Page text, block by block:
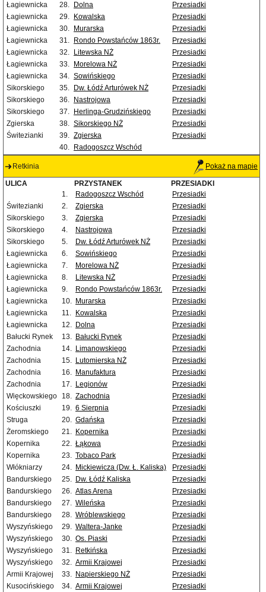
Łagiewnicka
28. Dolna
Przesiadki
Łagiewnicka
29. Kowalska
Przesiadki
Łagiewnicka
30. Murarska
Przesiadki
Łagiewnicka
31. Rondo Powstańców 1863r.
Przesiadki
Łagiewnicka
32. Litewska NŻ
Przesiadki
Łagiewnicka
33. Morelowa NŻ
Przesiadki
Łagiewnicka
34. Sowińskiego
Przesiadki
Sikorskiego
35. Dw. Łódź Arturówek NŻ
Przesiadki
Sikorskiego
36. Nastrojowa
Przesiadki
Sikorskiego
37. Herlinga-Grudzińskiego
Przesiadki
Zgierska
38. Sikorskiego NŻ
Przesiadki
Świtezianki
39. Zgierska
Przesiadki
40.
Radogoszcz Wschód
Retkinia Pokaż na mapie
ULICA PRZYSTANEK
PRZESIADKI
1.
Radogoszcz Wschód
Przesiadki
Świtezianki
2. Zgierska
Przesiadki
Sikorskiego
3. Zgierska
Przesiadki
Sikorskiego
4. Nastrojowa
Przesiadki
Sikorskiego
5. Dw. Łódź Arturówek NŻ
Przesiadki
Łagiewnicka
6. Sowińskiego
Przesiadki
Łagiewnicka
7. Morelowa NŻ
Przesiadki
Łagiewnicka
8. Litewska NŻ
Przesiadki
Łagiewnicka
9. Rondo Powstańców 1863r.
Przesiadki
Łagiewnicka
10. Murarska
Przesiadki
Łagiewnicka
11. Kowalska
Przesiadki
Łagiewnicka
12. Dolna
Przesiadki
Bałucki Rynek
13. Bałucki Rynek
Przesiadki
Zachodnia
14. Limanowskiego
Przesiadki
Zachodnia
15. Lutomierska NŻ
Przesiadki
Zachodnia
16. Manufaktura
Przesiadki
Zachodnia
17. Legionów
Przesiadki
Więckowskiego
18. Zachodnia
Przesiadki
Kościuszki
19. 6 Sierpnia
Przesiadki
Struga
20. Gdańska
Przesiadki
Żeromskiego
21. Kopernika
Przesiadki
Kopernika
22. Łąkowa
Przesiadki
Kopernika
23. Tobaco Park
Przesiadki
Włókniarzy
24. Mickiewicza (Dw. Ł. Kaliska)
Przesiadki
Bandurskiego
25. Dw. Łódź Kaliska
Przesiadki
Bandurskiego
26. Atlas Arena
Przesiadki
Bandurskiego
27. Wileńska
Przesiadki
Bandurskiego
28. Wróblewskiego
Przesiadki
Wyszyńskiego
29. Waltera-Janke
Przesiadki
Wyszyńskiego
30. Os. Piaski
Przesiadki
Wyszyńskiego
31. Retkińska
Przesiadki
Wyszyńskiego
32. Armii Krajowej
Przesiadki
Armii Krajowej
33. Napierskiego NŻ
Przesiadki
Kusocińskiego
34. Armii Krajowej Przesiadki